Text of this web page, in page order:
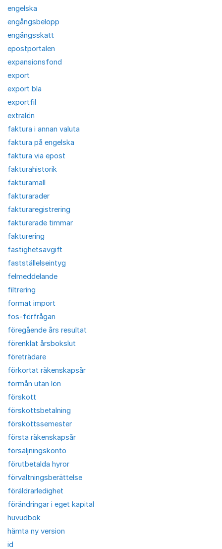
engelska
engångsbelopp
engångsskatt
epostportalen
expansionsfond
export
export bla
exportfil
extralön
faktura i annan valuta
faktura på engelska
faktura via epost
fakturahistorik
fakturamall
fakturarader
fakturaregistrering
fakturerade timmar
fakturering
fastighetsavgift
fastställelseintyg
felmeddelande
filtrering
format import
fos-förfrågan
föregående års resultat
förenklat årsbokslut
företrädare
förkortat räkenskapsår
förmån utan lön
förskott
förskottsbetalning
förskottssemester
första räkenskapsår
försäljningskonto
förutbetalda hyror
förvaltningsberättelse
föräldrarledighet
förändringar i eget kapital
huvudbok
hämta ny version
id